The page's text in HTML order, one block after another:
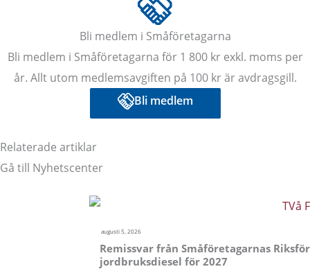
Bli medlem i Småföretagarna
Bli medlem i Småföretagarna för 1 800 kr exkl. moms per
år. Allt utom medlemsavgiften på 100 kr är avdragsgill.
Bli medlem
Relaterade artiklar
Gå till Nyhetscenter
augusti 5, 2026
Remissvar från Småföretagarnas
jordbruksdiesel för 2027